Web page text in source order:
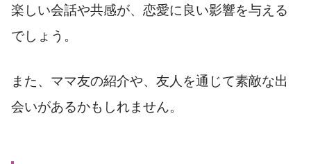
楽しい会話や共感が、恋愛に良い影響を与える
でしょう。
また、ママ友の紹介や、友人を通じて素敵な出
会いがあるかもしれません。